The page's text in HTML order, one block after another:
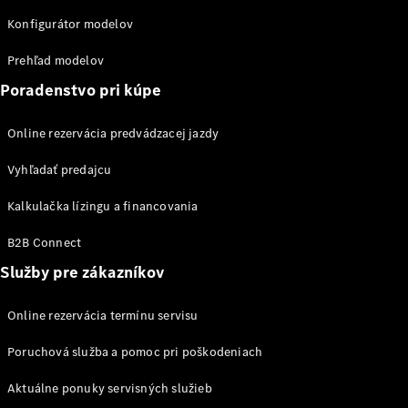
Brake
kombi
Trieda C All-
Trieda E
kombi
Trieda E All-
priamemu
odberu
Hatchback
Konfigurátor modelov
Prehľad modelov
Poradenstvo pri kúpe
Online rezervácia predvádzacej jazdy
Vyhľadať predajcu
Kalkulačka lízingu a financovania
B2B Connect
Služby pre zákazníkov
Online rezervácia termínu servisu
Poruchová služba a pomoc pri poškodeniach
Aktuálne ponuky servisných služieb